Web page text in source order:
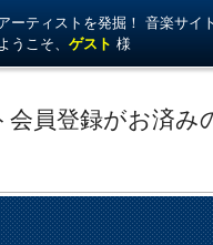
ーティストを発掘！ 音楽サイ
うこそ、ゲスト 様
会員登録がお済み